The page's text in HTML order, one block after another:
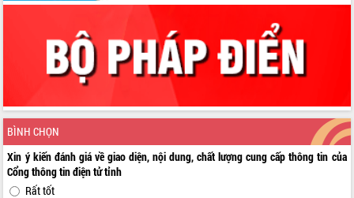
BÌNH CHỌN
Xin ý kiến đánh giá về giao diện, nội dung, chất lượng cung cấp thông tin của
Cổng thông tin điện tử tỉnh
Rất tốt